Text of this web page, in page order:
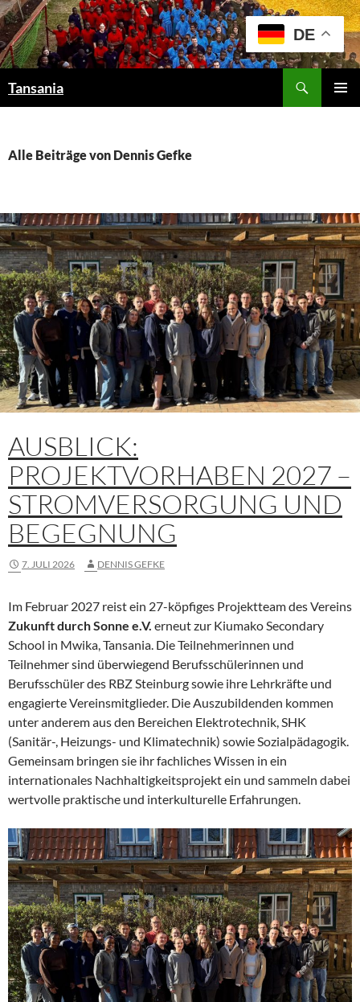
Zum
Inhalt
springen
Tansania
Alle Beiträge von Dennis Gefke
AUSBLICK:
PROJEKTVORHABEN 2027 –
STROMVERSORGUNG UND
BEGEGNUNG
7. JULI 2026 DENNIS GEFKE
Im Februar 2027 reist ein 27-köpfiges Projektteam des Vereins
Zukunft durch Sonne e.V. erneut zur Kiumako Secondary
School in Mwika, Tansania. Die Teilnehmerinnen und
Teilnehmer sind überwiegend Berufsschülerinnen und
Berufsschüler des RBZ Steinburg sowie ihre Lehrkräfte und
engagierte Vereinsmitglieder. Die Auszubildenden kommen
unter anderem aus den Bereichen Elektrotechnik, SHK
(Sanitär-, Heizungs- und Klimatechnik) sowie Sozialpädagogik.
Gemeinsam bringen sie ihr fachliches Wissen in ein
internationales Nachhaltigkeitsprojekt ein und sammeln dabei
wertvolle praktische und interkulturelle Erfahrungen.
DE